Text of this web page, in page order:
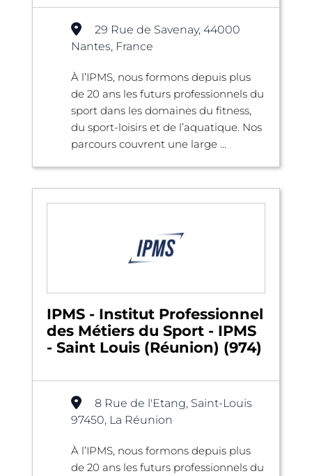
29 Rue de Savenay, 44000
Nantes, France
À l’IPMS, nous formons depuis plus
de 20 ans les futurs professionnels du
sport dans les domaines du fitness,
du sport-loisirs et de l’aquatique. Nos
parcours couvrent une large ...
IPMS - Institut Professionnel
des Métiers du Sport - IPMS
- Saint Louis (Réunion) (974)
8 Rue de l'Etang, Saint-Louis
97450, La Réunion
À l’IPMS, nous formons depuis plus
de 20 ans les futurs professionnels du